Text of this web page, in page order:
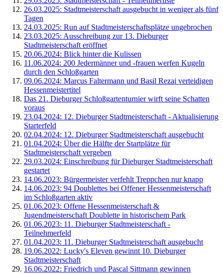
26.03.2025: Stadtmeisterschaft ausgebucht in weniger als fünf
Tagen
24.03.2025: Run auf Stadtmeisterschaftsplätze ungebrochen
23.03.2025: Ausschreibung zur 13. Dieburger
Stadtmeisterschaft eröffnet
20.06.2024: Blick hinter die Kulissen
11.06.2024: 200 Jedermänner und -frauen werfen Kugeln
durch den Schloßgarten
09.06.2024: Marcus Faltermann und Basil Rezai verteidigen
Hessenmeistertitel
Das 21. Dieburger Schloßgartenturnier wirft seine Schatten
voraus
23.04.2024: 12. Dieburger Stadtmeisterschaft - Aktualisierung
Starterfeld
02.04.2024: 12. Dieburger Stadtmeisterschaft ausgebucht
01.04.2024: Über die Hälfte der Startplätze für
Stadtmeisterschaft vergeben
29.03.2024: Einschreibung für Dieburger Stadtmeisterschaft
gestartet
14.06.2023: Bürgermeister verfehlt Treppchen nur knapp
14.06.2023: 94 Doublettes bei Offener Hessenmeisterschaft
im Schloßgarten aktiv
01.06.2023: Offene Hessenmeisterschaft &
Jugendmeisterschaft Doublette in historischem Park
01.06.2023: 11. Dieburger Stadtmeisterschaft -
Teilnehmerfeld
01.04.2023: 11. Dieburger Stadtmeisterschaft ausgebucht
19.06.2022: Lucky's Eleven gewinnt 10. Dieburger
Stadtmeisterschaft
16.06.2022: Friedrich und Pascal Sittmann gewinnen